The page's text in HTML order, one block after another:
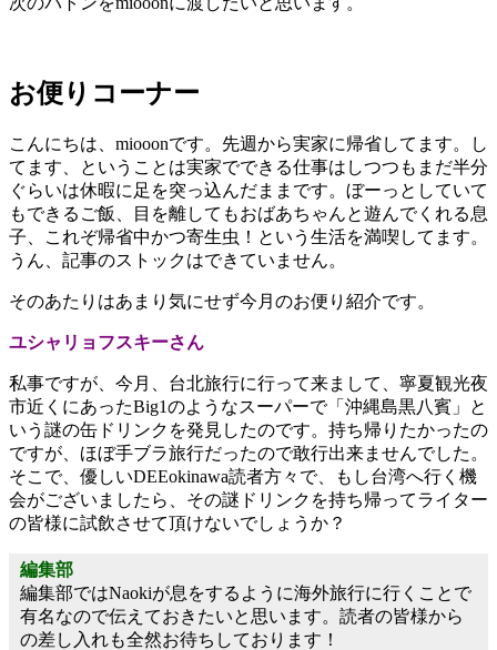
お便りコーナー
こんにちは、miooonです。先週から実家に帰省してます。し
てます、ということは実家でできる仕事はしつつもまだ半分
ぐらいは休暇に足を突っ込んだままです。ぼーっとしていて
もできるご飯、目を離してもおばあちゃんと遊んでくれる息
子、これぞ帰省中かつ寄生虫！という生活を満喫してます。
うん、記事のストックはできていません。
そのあたりはあまり気にせず今月のお便り紹介です。
ユシャリョフスキーさん
私事ですが、今月、台北旅行に行って来まして、寧夏観光夜
市近くにあったBig1のようなスーパーで「沖縄島黒八賓」と
いう謎の缶ドリンクを発見したのです。持ち帰りたかったの
ですが、ほぼ手ブラ旅行だったので敢行出来ませんでした。
そこで、優しいDEEokinawa読者方々で、もし台湾へ行く機
会がございましたら、その謎ドリンクを持ち帰ってライター
の皆様に試飲させて頂けないでしょうか？
編集部
編集部ではNaokiが息をするように海外旅行に行くことで
有名なので伝えておきたいと思います。読者の皆様から
の差し入れも全然お待ちしております！